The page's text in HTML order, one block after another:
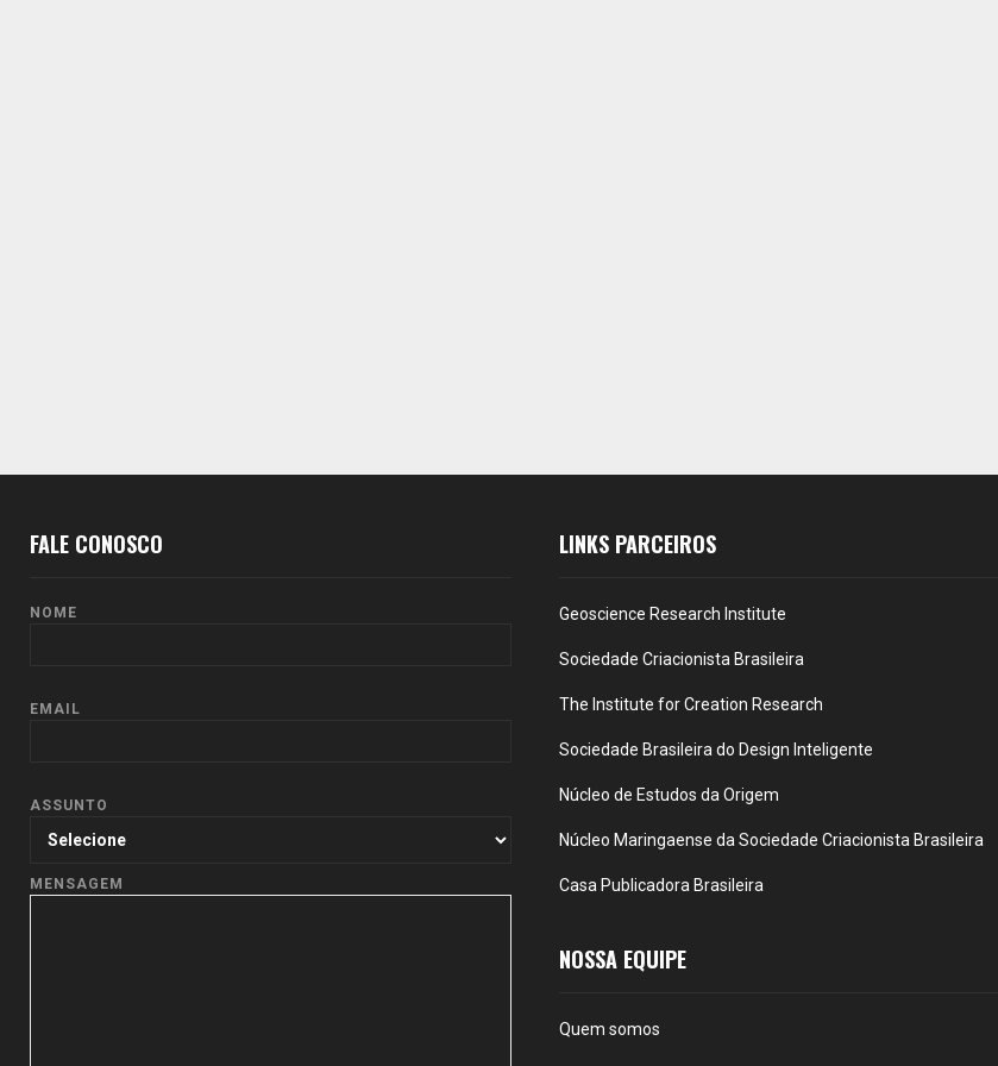
FALE CONOSCO
NOME
EMAIL
ASSUNTO
MENSAGEM
LINKS PARCEIROS
Geoscience Research Institute
Sociedade Criacionista Brasileira
The Institute for Creation Research
Sociedade Brasileira do Design Inteligente
Núcleo de Estudos da Origem
Núcleo Maringaense da Sociedade Criacionista Brasileira
Casa Publicadora Brasileira
NOSSA EQUIPE
Quem somos